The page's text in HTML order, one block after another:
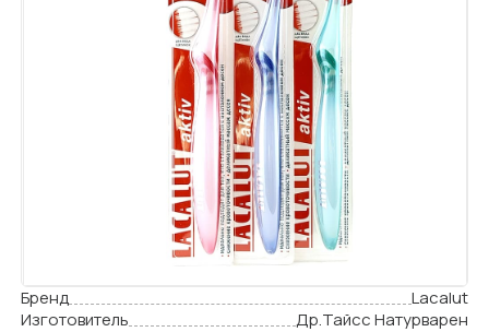
Бренд
Lacalut
Изготовитель
Др.Тайсс Натурварен